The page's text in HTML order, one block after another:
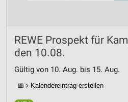
REWE Prospekt für
den 10.08.
Gültig von 10. Aug. bis 15. Aug.
📅 Kalendereintrag erstellen